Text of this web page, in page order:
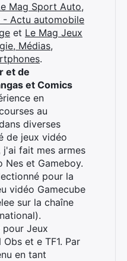
Mag Sport Auto,
- Actu automobile
et Le Mag Jeux
Médias,
.
et de
et Comics
en
au
diverses
de jeux vidéo
j'ai fait mes armes
Nes et Gameboy.
pour la
vidéo Gamecube
sur la chaîne
pour Jeux
et e TF1. Par
en tant